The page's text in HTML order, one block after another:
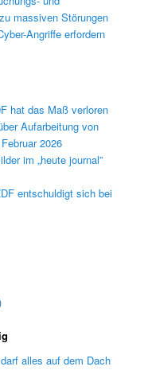
massiven Störungen
Angriffe erfordern
hat das Maß verloren
Aufarbeitung von
2026
im „heute journal”
entschuldigt sich bei
alles auf dem Dach